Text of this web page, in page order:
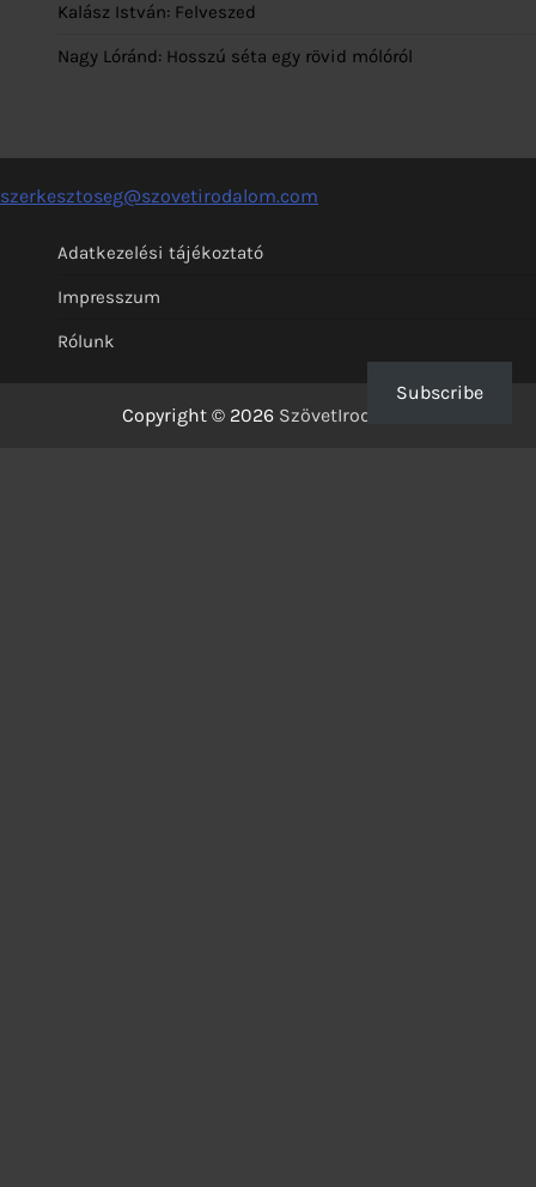
Kalász István: Felveszed
Nagy Lóránd: Hosszú séta egy rövid mólóról
szerkesztoseg@szovetirodalom.com
Adatkezelési tájékoztató
Impresszum
Rólunk
Copyright © 2026 SzövetIrodalom
Subscribe